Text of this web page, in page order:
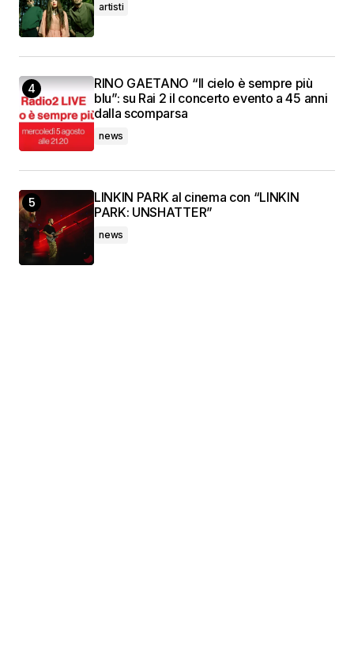
artisti
RINO GAETANO “Il cielo è sempre più
blu”: su Rai 2 il concerto evento a 45 anni
dalla scomparsa
news
LINKIN PARK al cinema con “LINKIN
PARK: UNSHATTER”
news